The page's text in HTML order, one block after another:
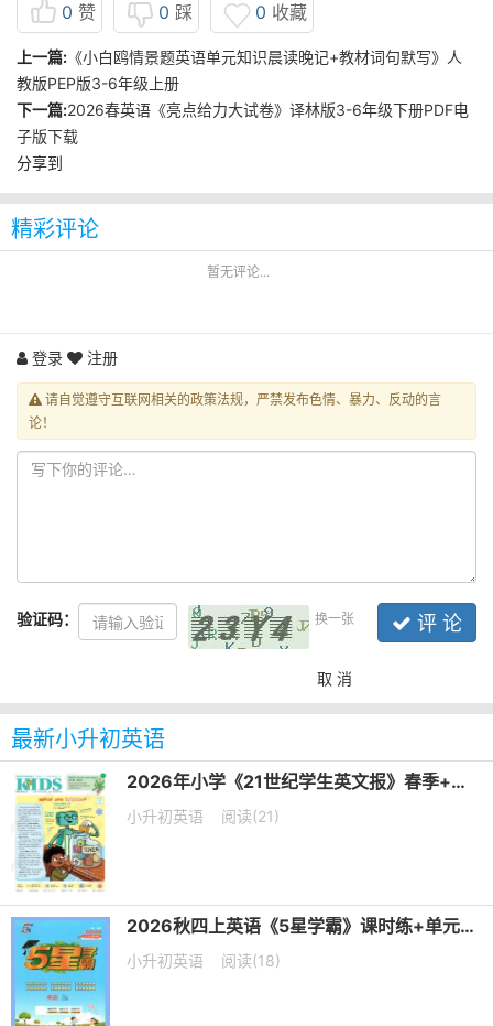
0 赞 0 踩 0 收藏
上一篇: 《小白鸥情景题英语单元知识晨读晚记+教材词句默写》人
教版PEP版3-6年级上册
下一篇:2026春英语《亮点给力大试卷》译林版3-6年级下册PDF电
子版下载
分享到
精彩评论
暂无评论...
登录 注册
请自觉遵守互联网相关的政策法规，严禁发布色情、暴力、反动的言
论！
验证码： 换一张 评 论
取 消
最新小升初英语
2026年小学《21世纪学生英文报》春季+暑假合刊PDF电子版下载
小升初英语 阅读(21)
2026秋四上英语《5星学霸》课时练+单元提优卷 译林版
小升初英语 阅读(18)